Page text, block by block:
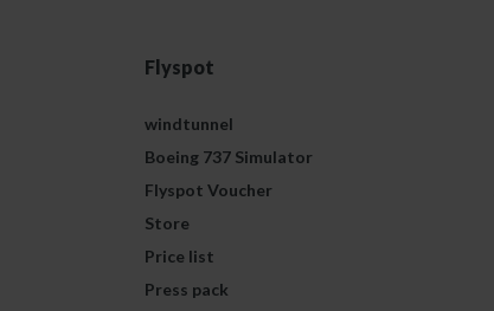
Flyspot
windtunnel
Boeing 737 Simulator
Flyspot Voucher
Store
Price list
Press pack